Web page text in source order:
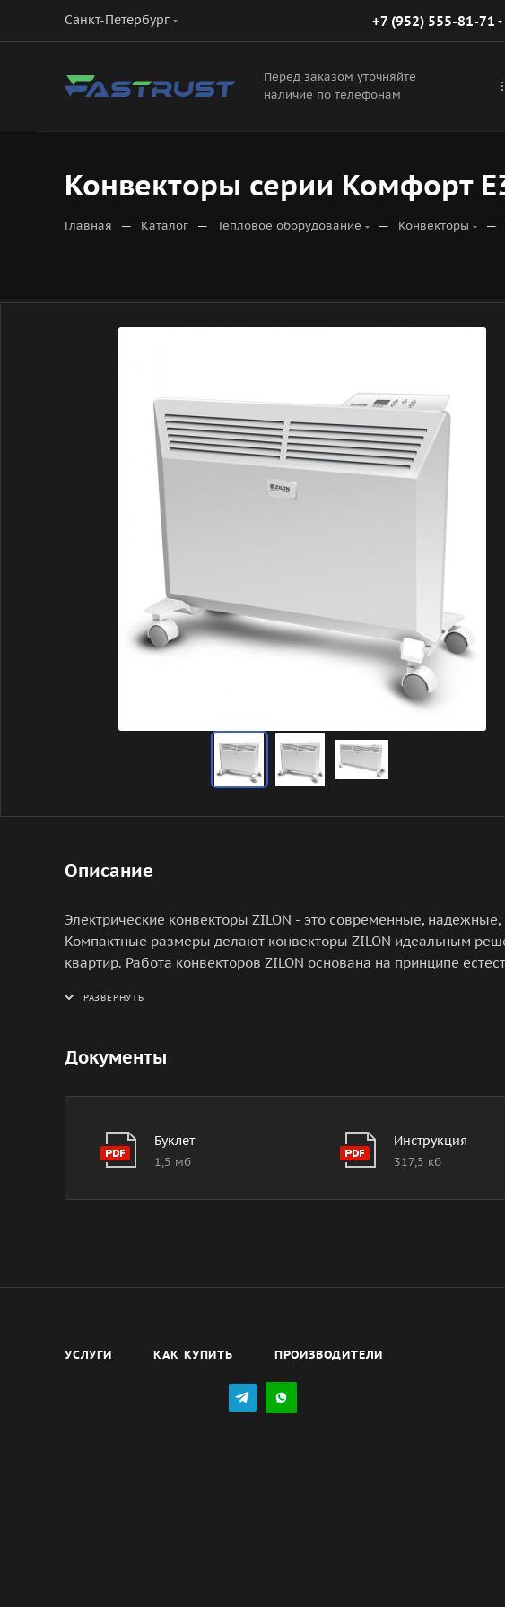
Санкт-Петербург +7 (952) 555-81-71
Перед заказом уточняйте
наличие по телефонам
Конвекторы серии Комфорт
Главная — Каталог — Тепловое оборудование — Конвекторы —
Описание
Электрические конвекторы ZILON - это современные,
Компактные размеры делают конвекторы ZILON идеальным
квартир. Работа конвекторов ZILON основана на принципе
воздух выходит через жалюзи, расположенные на передней
Документы
Буклет
1,5 мб
Инструкция
317,5 кб
УСЛУГИ КАК КУПИТЬ ПРОИЗВОДИТЕЛИ